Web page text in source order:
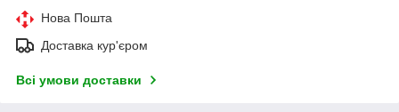
Нова Пошта
Доставка кур'єром
Всі умови доставки